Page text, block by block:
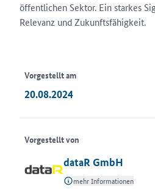
öffentlichen Sektor. Ein starkes
Relevanz und Zukunftsfähigkeit.
Vorgestellt am
20.08.2024
Vorgestellt von
dataR GmbH
mehr Informationen